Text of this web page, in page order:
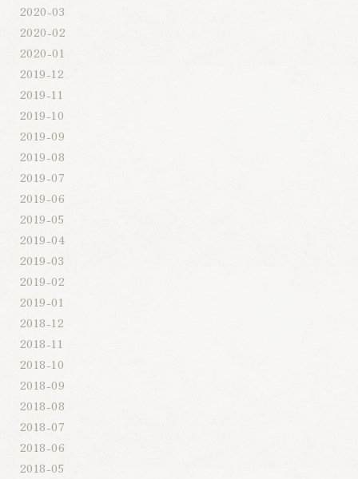
2020-03
2020-02
2020-01
2019-12
2019-11
2019-10
2019-09
2019-08
2019-07
2019-06
2019-05
2019-04
2019-03
2019-02
2019-01
2018-12
2018-11
2018-10
2018-09
2018-08
2018-07
2018-06
2018-05